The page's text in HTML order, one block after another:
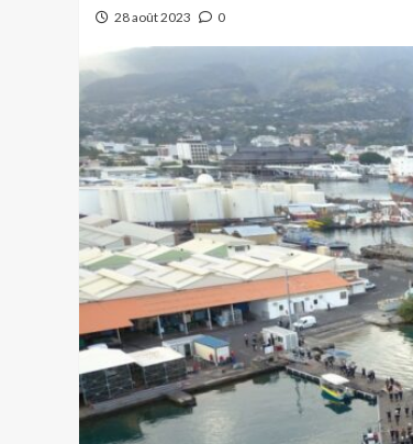
28 août 2023 0